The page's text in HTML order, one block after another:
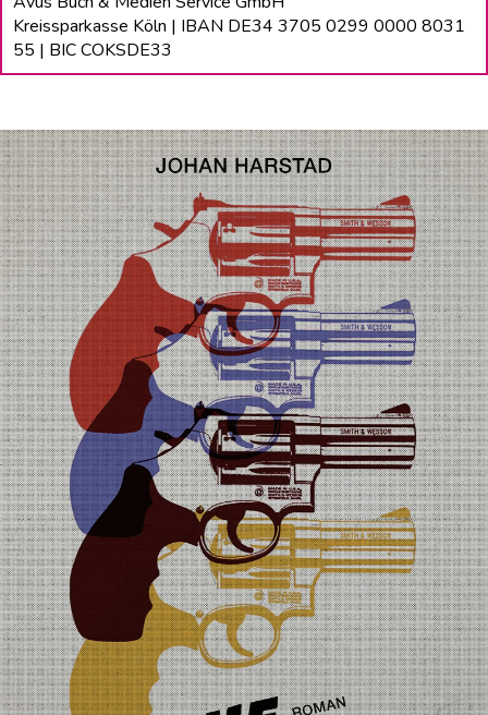
Kreissparkasse Köln | IBAN DE34 3705 0299 0000 8031
55 | BIC COKSDE33